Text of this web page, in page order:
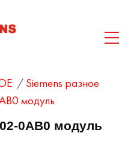
/ Siemens разное
модуль
0AB0 модуль